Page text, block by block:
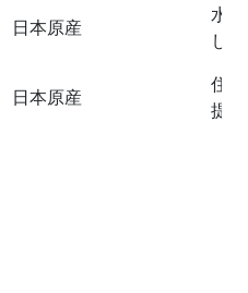
日本原産
水
し
日本原産
住
提